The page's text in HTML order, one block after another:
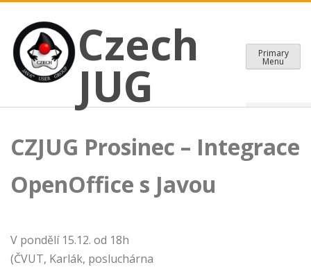
content
Czech JUG
CZECH JAVA USER GROUP
Czech
JUG
Primary
Menu
CZJUG Prosinec – Integrace
OpenOffice s Javou
V pondělí 15.12. od 18h
(ČVUT, Karlák, posluchárna